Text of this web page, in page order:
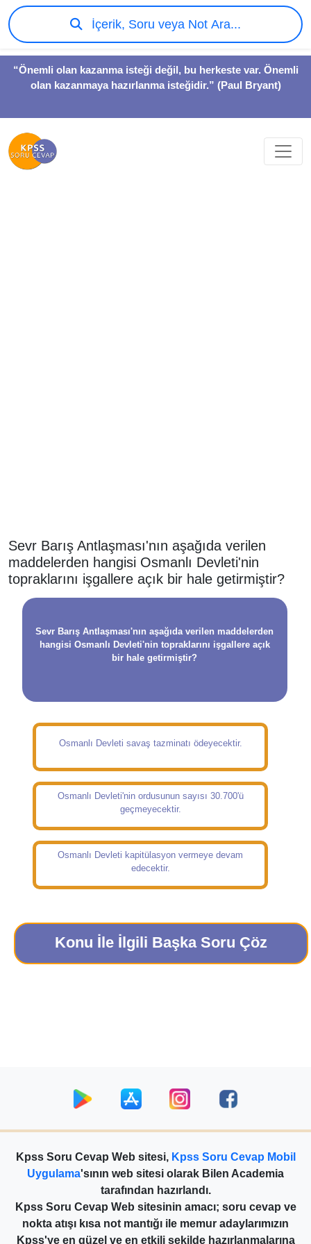
“Önemli olan kazanma isteği değil, bu herkeste var. Önemli
olan kazanmaya hazırlanma isteğidir.” (Paul Bryant)
İçerik, Soru veya Not Ara...
Sevr Barış Antlaşması'nın aşağıda verilen
maddelerden hangisi Osmanlı Devleti'nin
topraklarını işgallere açık bir hale getirmiştir?
Sevr Barış Antlaşması'nın aşağıda verilen maddelerden
hangisi Osmanlı Devleti'nin topraklarını işgallere açık
bir hale getirmiştir?
Osmanlı Devleti savaş tazminatı ödeyecektir.
Osmanlı Devleti'nin ordusunun sayısı 30.700'ü
geçmeyecektir.
Osmanlı Devleti kapitülasyon vermeye devam
edecektir.
Konu İle İlgili Başka Soru Çöz
Kpss Soru Cevap Web sitesi, Kpss Soru Cevap Mobil
Uygulama'sının web sitesi olarak Bilen Academia
tarafından hazırlandı.
Kpss Soru Cevap Web sitesinin amacı; soru cevap ve
nokta atışı kısa not mantığı ile memur adaylarımızın
Kpss'ye en güzel ve en etkili şekilde hazırlanmalarına